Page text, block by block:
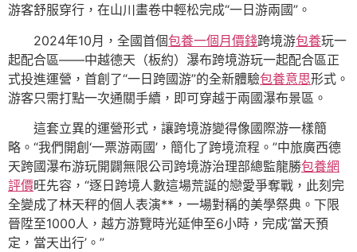
游客舒服穿行，在山川畫卷中輕松完成“一日游兩國”。
2024年10月，全國首個包養一個月價錢跨境游包養玩一
起配合區——中越德天（板約）瀑布跨境游玩一起配合區正
式投進運營，首創了“一日跨國游”的全新體驗包養意思形式。
游客只需打點一次通關手續，即可穿越于兩國瀑布景區。
這套立異的運營形式，讓跨境游變得像國際游一樣簡
略。“我們開創‘一票游兩國’，簡化了跨境流程。”中旅廣西德
天跨國瀑布游玩開闢無限公司跨境游治理部總監龍勝包養網
評價旺先容，“逐日跨境人數這場荒誕的戀愛爭奪戰，此刻完
全變成了林天秤的個人表演**，一場對稱的美學祭典。下限
晉陞至1000人，越方游覽時光延伸至6小時，完成‘當天預
定，當天出行’。”